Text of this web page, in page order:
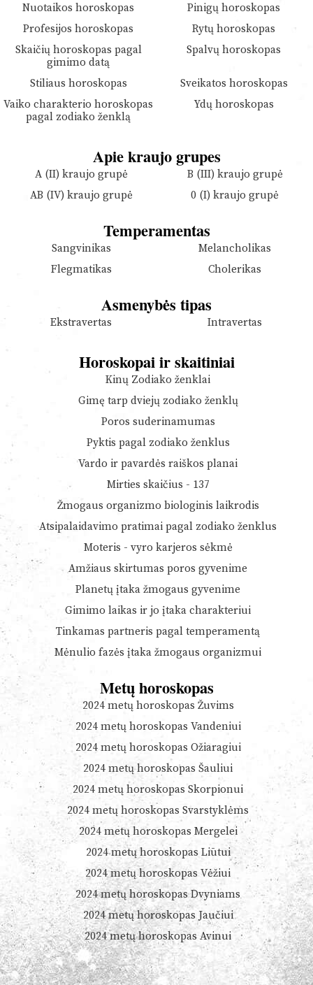
Nuotaikos horoskopas
Pinigų horoskopas
Profesijos horoskopas
Rytų horoskopas
Skaičių horoskopas pagal
gimimo datą
Spalvų horoskopas
Stiliaus horoskopas
Sveikatos horoskopas
Vaiko charakterio horoskopas
pagal zodiako ženklą
Ydų horoskopas
Apie kraujo grupes
A (II) kraujo grupė
B (III) kraujo grupė
AB (IV) kraujo grupė
0 (I) kraujo grupė
Temperamentas
Sangvinikas
Melancholikas
Flegmatikas
Cholerikas
Asmenybės tipas
Ekstravertas Intravertas
Horoskopai ir skaitiniai
Kinų Zodiako ženklai
Gimę tarp dviejų zodiako ženklų
Poros suderinamumas
Pyktis pagal zodiako ženklus
Vardo ir pavardės raiškos planai
Mirties skaičius - 137
Žmogaus organizmo biologinis laikrodis
Atsipalaidavimo pratimai pagal zodiako ženklus
Moteris - vyro karjeros sėkmė
Amžiaus skirtumas poros gyvenime
Planetų įtaka žmogaus gyvenime
Gimimo laikas ir jo įtaka charakteriui
Tinkamas partneris pagal temperamentą
Mėnulio fazės įtaka žmogaus organizmui
Metų horoskopas
2024 metų horoskopas Žuvims
2024 metų horoskopas Vandeniui
2024 metų horoskopas Ožiaragiui
2024 metų horoskopas Šauliui
2024 metų horoskopas Skorpionui
2024 metų horoskopas Svarstyklėms
2024 metų horoskopas Mergelei
2024 metų horoskopas Liūtui
2024 metų horoskopas Vėžiui
2024 metų horoskopas Dvyniams
2024 metų horoskopas Jaučiui
2024 metų horoskopas Avinui